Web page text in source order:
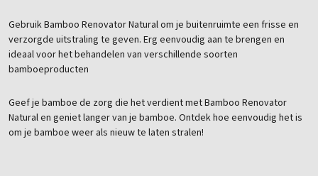
Gebruik Bamboo Renovator Natural om je buitenruimte een frisse en
verzorgde uitstraling te geven. Erg eenvoudig aan te brengen en
ideaal voor het behandelen van verschillende soorten
bamboeproducten
Geef je bamboe de zorg die het verdient met Bamboo Renovator
Natural en geniet langer van je bamboe. Ontdek hoe eenvoudig het is
om je bamboe weer als nieuw te laten stralen!